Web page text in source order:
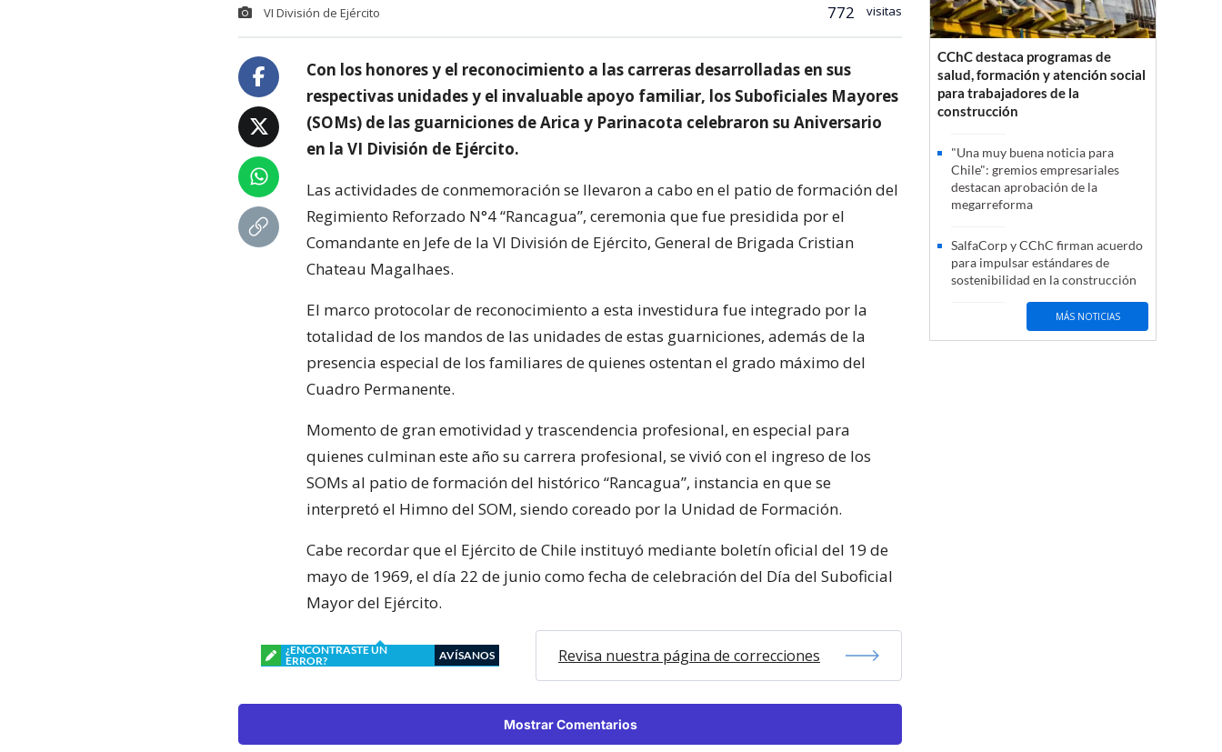
VI División de Ejército 772 visitas
Con los honores y el reconocimiento a las carreras desarrolladas en sus
respectivas unidades y el invaluable apoyo familiar, los Suboficiales Mayores
(SOMs) de las guarniciones de Arica y Parinacota celebraron su Aniversario
en la VI División de Ejército.
Las actividades de conmemoración se llevaron a cabo en el patio de formación del
Regimiento Reforzado N°4 “Rancagua”, ceremonia que fue presidida por el
Comandante en Jefe de la VI División de Ejército, General de Brigada Cristian
Chateau Magalhaes.
El marco protocolar de reconocimiento a esta investidura fue integrado por la
totalidad de los mandos de las unidades de estas guarniciones, además de la
presencia especial de los familiares de quienes ostentan el grado máximo del
Cuadro Permanente.
Momento de gran emotividad y trascendencia profesional, en especial para
quienes culminan este año su carrera profesional, se vivió con el ingreso de los
SOMs al patio de formación del histórico “Rancagua”, instancia en que se
interpretó el Himno del SOM, siendo coreado por la Unidad de Formación.
Cabe recordar que el Ejército de Chile instituyó mediante boletín oficial del 19 de
mayo de 1969, el día 22 de junio como fecha de celebración del Día del Suboficial
Mayor del Ejército.
¿ENCONTRASTE UN
ERROR?
AVÍSANOS Revisa nuestra página de correcciones
Mostrar Comentarios
CChC destaca programas de
salud, formación y atención social
para trabajadores de la
construcción
"Una muy buena noticia para
Chile": gremios empresariales
destacan aprobación de la
megarreforma
SalfaCorp y CChC firman acuerdo
para impulsar estándares de
sostenibilidad en la construcción
MÁS NOTICIAS